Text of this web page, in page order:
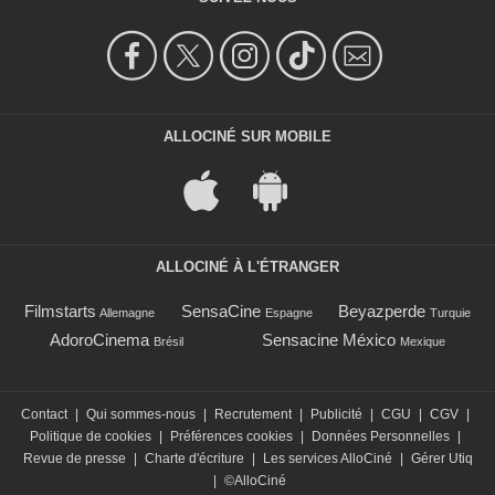
ALLOCINÉ SUR MOBILE
ALLOCINÉ À L'ÉTRANGER
Filmstarts Allemagne SensaCine Espagne Beyazperde Turquie
AdoroCinema Brésil Sensacine México Mexique
Contact | Qui sommes-nous | Recrutement | Publicité | CGU | CGV |
Politique de cookies | Préférences cookies | Données Personnelles |
Revue de presse
| Charte d'écriture | Les services AlloCiné | Gérer Utiq
| ©AlloCiné